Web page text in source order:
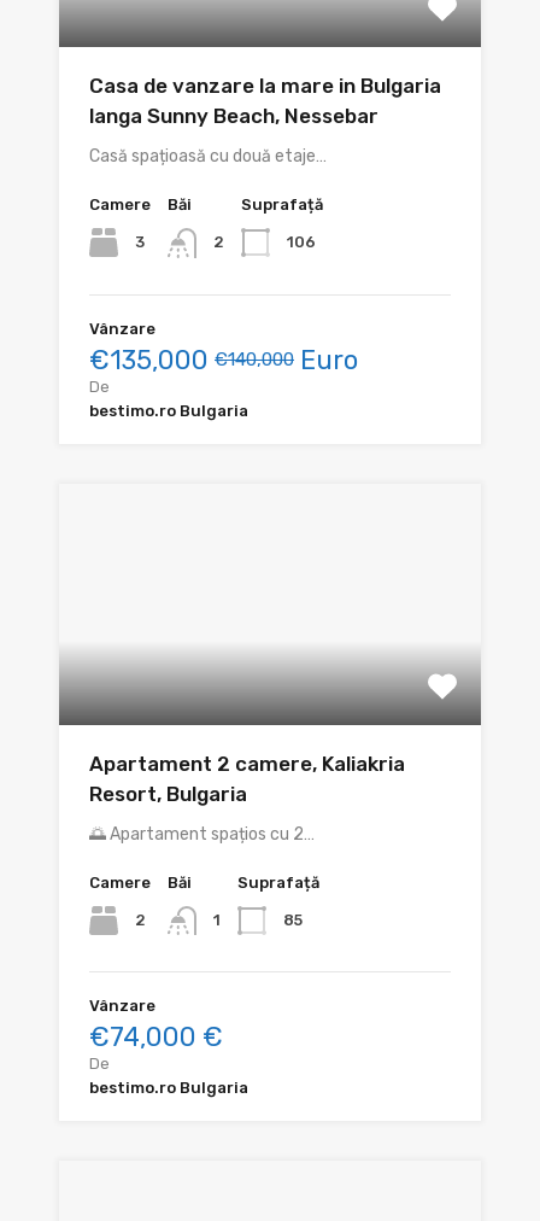
Casa de vanzare la mare in Bulgaria
langa Sunny Beach, Nessebar
Casă spațioasă cu două etaje…
Camere
3
Băi
2
Suprafață
106
Vânzare
€135,000 €140,000 Euro
De
bestimo.ro Bulgaria
Apartament 2 camere, Kaliakria
Resort, Bulgaria
🌅 Apartament spațios cu 2…
Camere
2
Băi
1
Suprafață
85
Vânzare
€74,000 €
De
bestimo.ro Bulgaria